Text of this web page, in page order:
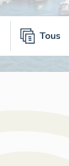
Tous